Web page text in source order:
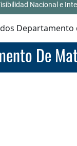
Nacional e
Departamento
De